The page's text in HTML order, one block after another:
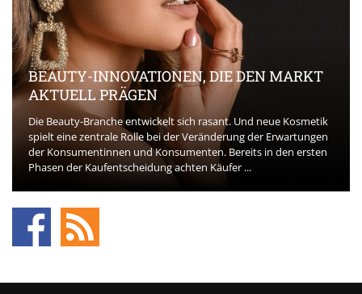
BEAUTY-INNOVATIONEN, DIE DEN MARKT
AKTUELL PRÄGEN
Die Beauty-Branche entwickelt sich rasant. Und neue Kosmetik
spielt eine zentrale Rolle bei der Veränderung der Erwartungen
der Konsumentinnen und Konsumenten. Bereits in den ersten
Phasen der Kaufentscheidung achten Käufer ...